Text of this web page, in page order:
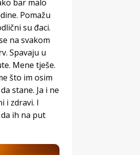
bar malo
Pomažu
su đaci.
na svakom
Spavaju u
Mene tješe.
što im osim
stane. Ja i ne
i zdravi. I
ih na put